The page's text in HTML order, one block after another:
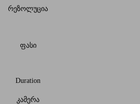
რეზოლუცია
ფასი
Duration
კამერა